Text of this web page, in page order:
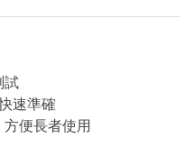
試
速準確
便長者使用